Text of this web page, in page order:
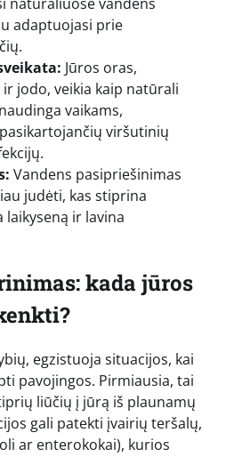
adaptuojasi prie
Jūros oras,
jodo, veikia kaip natūrali
vaikams,
viršutinių
Vandens pasipriešinimas
judėti, kas stiprina
ir lavina
kada jūros
egzistuoja situacijos, kai
pavojingos. Pirmiausia, tai
liūčių į jūrą iš plaunamų
gali patekti įvairių teršalų,
ar enterokokai), kurios